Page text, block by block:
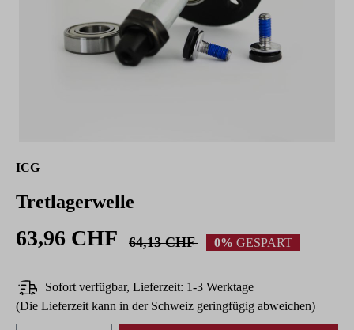
ICG
Tretlagerwelle
63,96 CHF 64,13 CHF 0% GESPART
Sofort verfügbar, Lieferzeit: 1-3 Werktage
(Die Lieferzeit kann in der Schweiz geringfügig abweichen)